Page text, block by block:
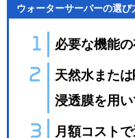
ウォーターサーバーの選び
必要な機能
天然水また
浸透膜を用
月額コスト